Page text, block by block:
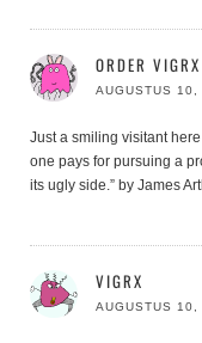
ORDER VIGRX
AUGUSTUS
Just a smiling visitant
one pays for pursuing a
its ugly side.” by James
VIGRX
AUGUSTUS